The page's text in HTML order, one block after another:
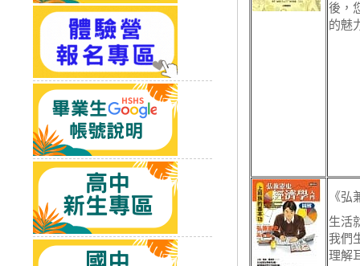
後，
的魅
《
生活
我們
理解